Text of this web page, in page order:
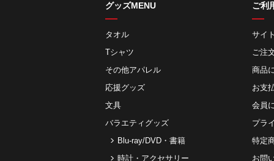
グッズMENU
タオル
Tシャツ
その他アパレル
応援グッズ
文具
バラエティグッズ
Blu-ray/DVD・書籍
時計・アクセサリー
ご利
サイ
ご注
商品
お⽀
会員
プラ
特定
お問